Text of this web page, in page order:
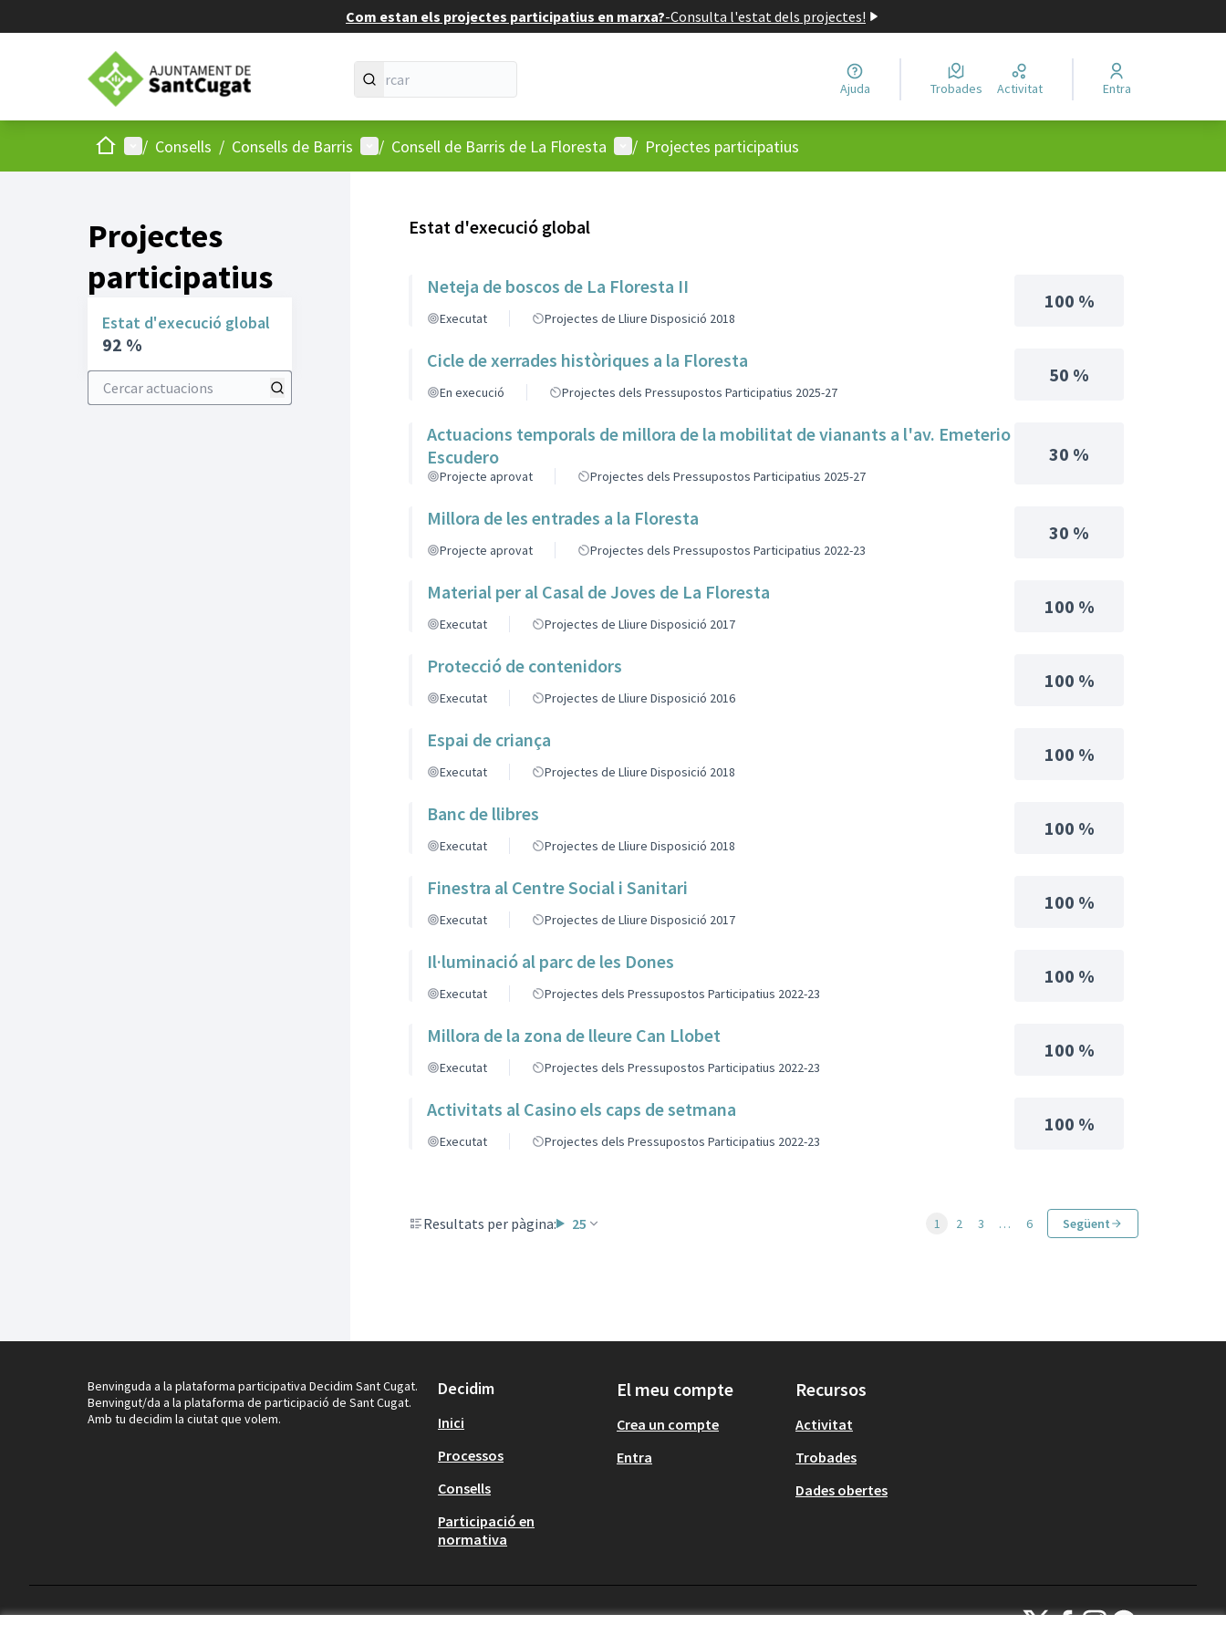
Com estan els projectes participatius en marxa?-Consulta l'estat dels projectes!
Ajuda Trobades Activitat Entra
Inici Menú principal
/ Consells / Consells de Barris Menú d'usuari
/ Consell de Barris de La Floresta Menú d'usuari
/ Projectes participatius
Projectes
participatius
Estat d'execució global
92 %
Cercar actuacions
Estat d'execució global
Neteja de boscos de La Floresta II
Executat Projectes de Lliure Disposició 2018
100 %
Cicle de xerrades històriques a la Floresta
En execució Projectes dels Pressupostos Participatius 2025-27
50 %
Actuacions temporals de millora de la mobilitat de vianants a l'av. Emeterio
Escudero
Projecte aprovat Projectes dels Pressupostos Participatius 2025-27
30 %
Millora de les entrades a la Floresta
Projecte aprovat Projectes dels Pressupostos Participatius 2022-23
30 %
Material per al Casal de Joves de La Floresta
Executat Projectes de Lliure Disposició 2017
100 %
Protecció de contenidors
Executat Projectes de Lliure Disposició 2016
100 %
Espai de criança
Executat Projectes de Lliure Disposició 2018
100 %
Banc de llibres
Executat Projectes de Lliure Disposició 2018
100 %
Finestra al Centre Social i Sanitari
Executat Projectes de Lliure Disposició 2017
100 %
Il·luminació al parc de les Dones
Executat Projectes dels Pressupostos Participatius 2022-23
100 %
Millora de la zona de lleure Can Llobet
Executat Projectes dels Pressupostos Participatius 2022-23
100 %
Activitats al Casino els caps de setmana
Executat Projectes dels Pressupostos Participatius 2022-23
100 %
Resultats per pàgina: 25 1 2 3 … 6 Següent
Benvinguda a la plataforma participativa Decidim Sant Cugat.
Benvingut/da a la plataforma de participació de Sant Cugat.
Amb tu decidim la ciutat que volem.
Decidim
Inici
Processos
Consells
Participació en
normativa
El meu compte
Crea un compte
Entra
Recursos
Activitat
Trobades
Dades obertes
Decidim Sant Cugat a X
Decidim Sant Cugat a Facebook
Decidim Sant Cugat a
Decidim Sant Cugat